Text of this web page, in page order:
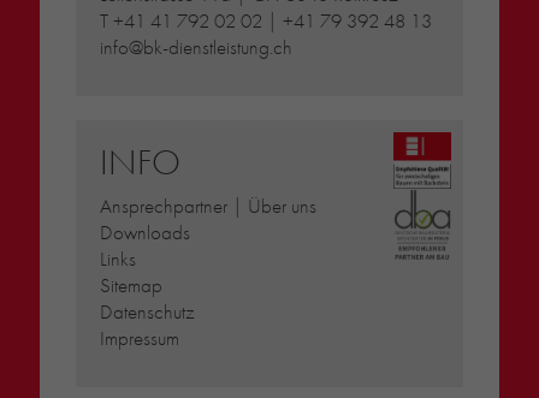
T+41 41 792 02 02 |+41 79 392 48 13
info@bk-dienstleistung.ch
INFO
Ansprechpartner | Über uns
Downloads
Links
Sitemap
Datenschutz
Impressum